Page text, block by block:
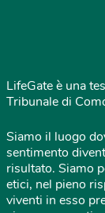
LifeGate è una
Tribunale di
Siamo il luogo
sentimento
risultato. Siamo
etici, nel pieno
viventi in esso